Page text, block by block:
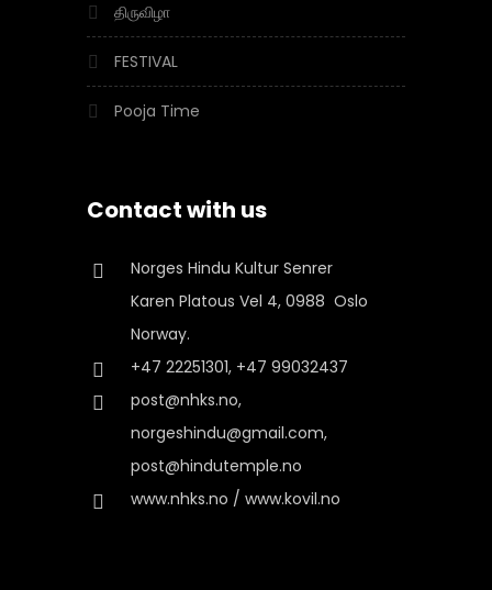
திருவிழா
FESTIVAL
Pooja Time
Contact with us
Norges Hindu Kultur Senrer
Karen Platous Vel 4, 0988 Oslo
Norway.
+47 22251301, +47 99032437
post@nhks.no,
norgeshindu@gmail.com,
post@hindutemple.no
www.nhks.no / www.kovil.no